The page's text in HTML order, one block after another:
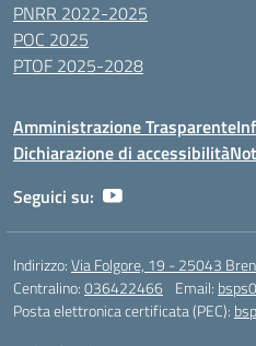
PNRR 2022-2025
POC 2025
PTOF 2025-2028
Amministrazione Trasparente
Dichiarazione di accessibilità
Seguici su:
Indirizzo:Via Folgore, 19 - 25043
Centralino:036422466 Email:
Posta elettronica certificata (PEC):